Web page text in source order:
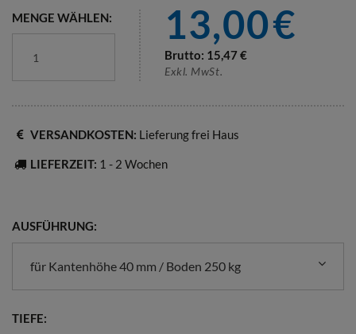
MENGE WÄHLEN: 13,00€
Brutto: 15,47€
Exkl. MwSt.
VERSANDKOSTEN: Lieferung frei Haus
LIEFERZEIT: 1 - 2 Wochen
AUSFÜHRUNG:
für Kantenhöhe 40 mm / Boden 250 kg
TIEFE: